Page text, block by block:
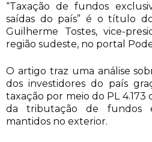
“Taxação de fundos
saídas do país” é o título
Guilherme Tostes, vice-
região sudeste, no portal
O artigo traz uma análise
dos investidores do país
taxação por meio do PL 4.173
da tributação de fundos
mantidos no exterior.